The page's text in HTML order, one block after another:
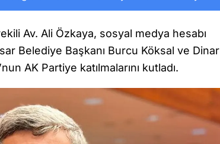
Av. Ali Özkaya, sosyal medya hesabı
Belediye Başkanı Burcu Köksal ve Dinar
AK Partiye katılmalarını kutladı.